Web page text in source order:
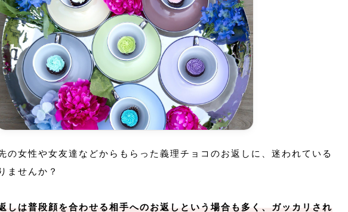
の女性や女友達などからもらった義理チョコのお返しに、迷われている
ませんか？
しは普段顔を合わせる相手へのお返しという場合も多く、ガッカリされ